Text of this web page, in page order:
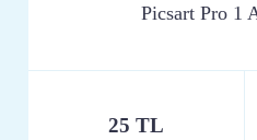
Picsart Pro 1
25 TL